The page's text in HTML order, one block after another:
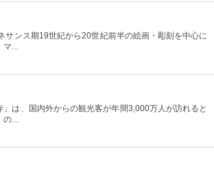
ンス期19世紀から20世紀前半の絵画・彫刻を中心に
マ...
は、国内外からの観光客が年間3,000万人が訪れると
の...